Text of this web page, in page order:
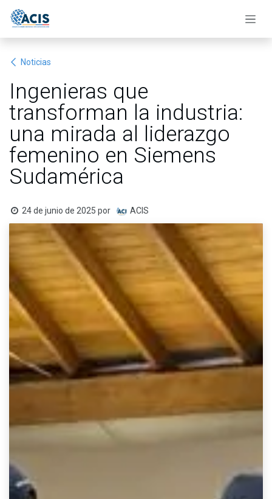
Noticias
Ingenieras que
transforman la industria:
una mirada al liderazgo
femenino en Siemens
Sudamérica
24 de junio de 2025 por ACIS